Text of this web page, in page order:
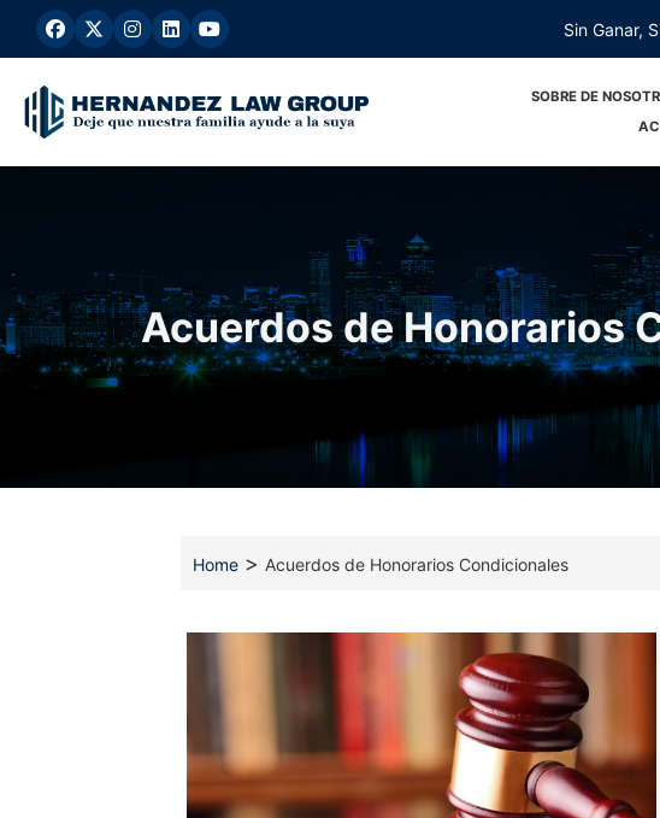
Sin Ganar,
SOBRE DE
Acuerdos de Honorarios
Home > Acuerdos de Honorarios Condicionales